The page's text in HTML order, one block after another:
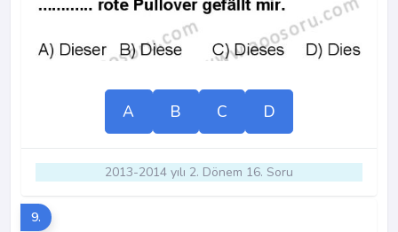
A B C D
2013-2014 yılı 2. Dönem 16. Soru
9.